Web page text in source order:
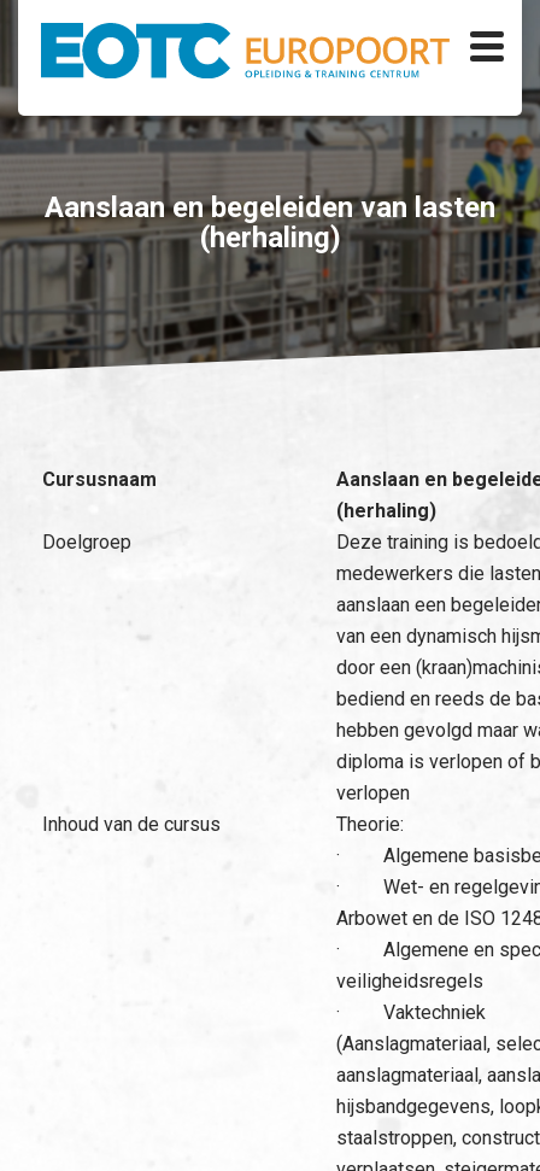
Aanslaan en begeleiden van lasten
(herhaling)
Cursusnaam
Aanslaan en
(herhaling)
Doelgroep
Deze training is
medewerkers die
aanslaan een
van een dynamisch
door een
bediend en reeds de
hebben gevolgd maar
diploma is verlopen of
verlopen
Inhoud van de cursus
Theorie:
· Algemene
· Wet- en
Arbowet en de ISO
· Algemene en
veiligheidsregels
· Vaktechniek
(Aanslagmateriaal,
aanslagmateriaal,
hijsbandgegevens,
staalstroppen,